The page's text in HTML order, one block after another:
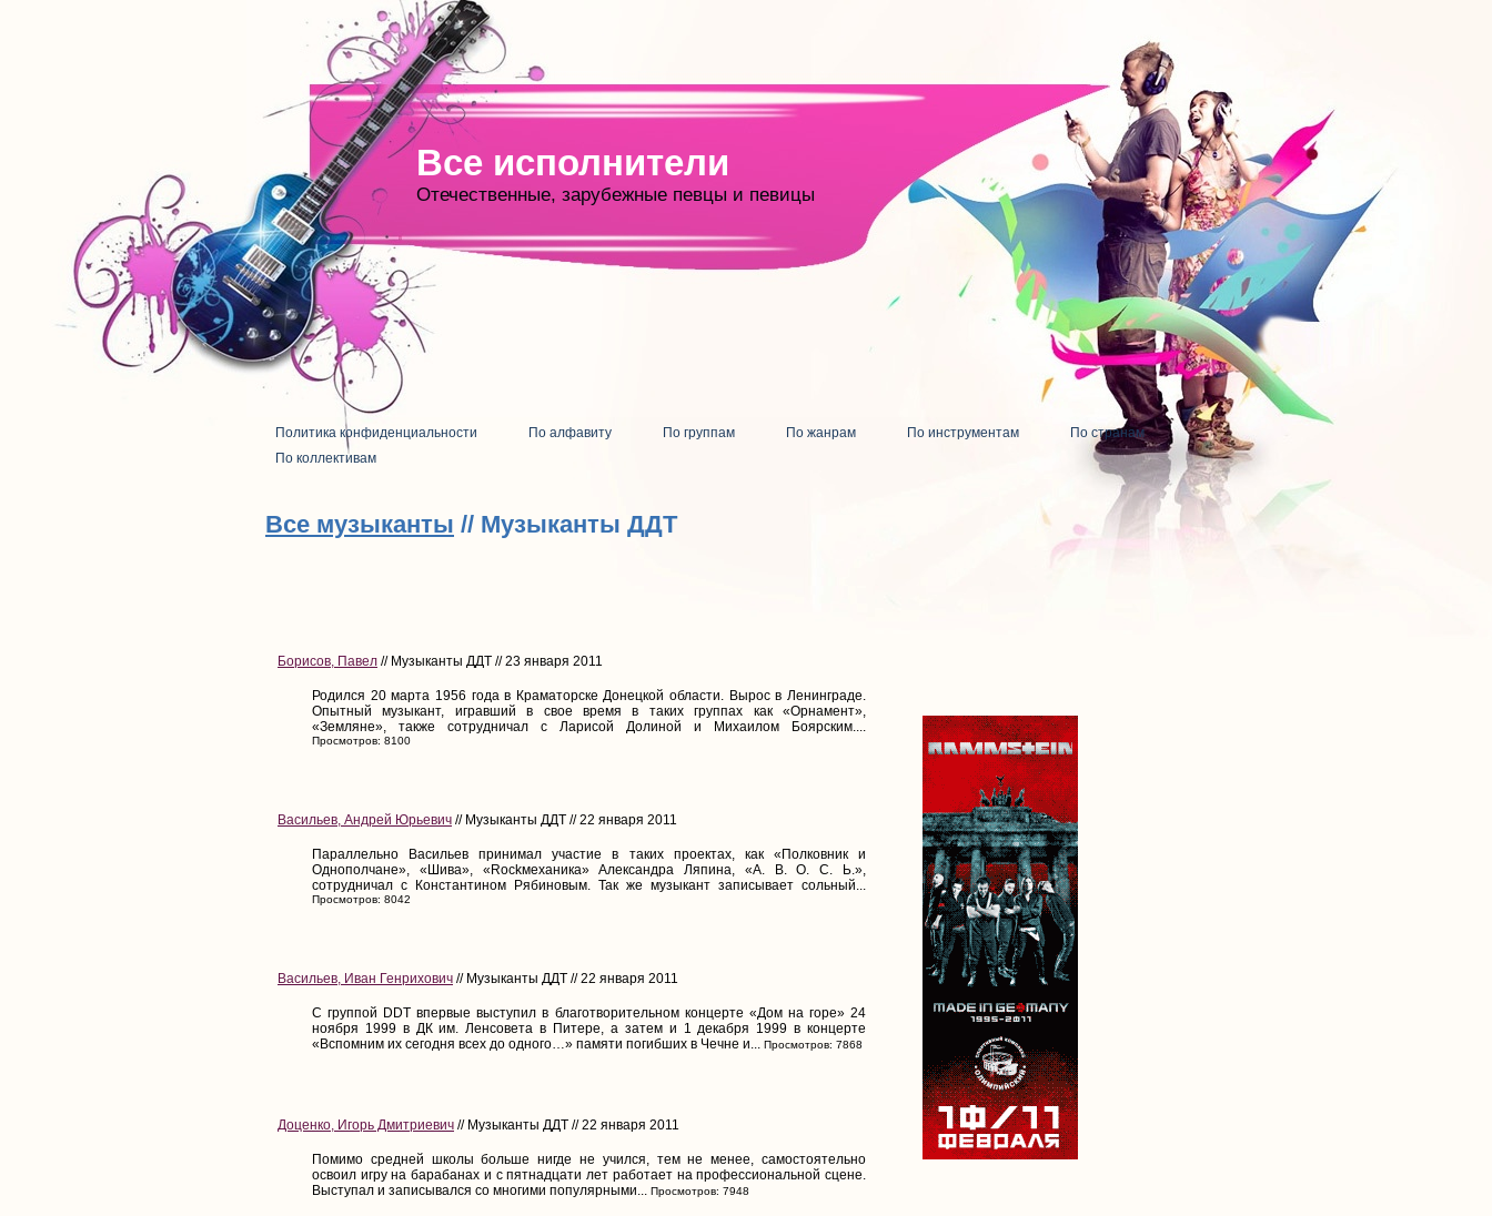
Все исполнители
Отечественные, зарубежные певцы и певицы
Политика конфиденциальности По алфавиту По группам По жанрам По инструментам
По странам
По коллективам
Все музыканты // Музыканты ДДТ
Борисов, Павел // Музыканты ДДТ // 23 января 2011
Родился 20 марта 1956 года в Краматорске Донецкой области. Вырос в Ленинграде.
Опытный музыкант, игравший в свое время в таких группах как «Орнамент»,
«Земляне», также сотрудничал с Ларисой Долиной и Михаилом Боярским....
Просмотров: 8100
Васильев, Андрей Юрьевич // Музыканты ДДТ // 22 января 2011
Параллельно Васильев принимал участие в таких проектах, как «Полковник и
Однополчане», «Шива», «Rockмеханика» Александра Ляпина, «А. В. О. С. Ь.»,
сотрудничал с Константином Рябиновым. Так же музыкант записывает сольный...
Просмотров: 8042
Васильев, Иван Генрихович // Музыканты ДДТ // 22 января 2011
С группой DDT впервые выступил в благотворительном концерте «Дом на горе» 24
ноября 1999 в ДК им. Ленсовета в Питере, а затем и 1 декабря 1999 в концерте
«Вспомним их сегодня всех до одного…» памяти погибших в Чечне и... Просмотров: 7868
Доценко, Игорь Дмитриевич // Музыканты ДДТ // 22 января 2011
Помимо средней школы больше нигде не учился, тем не менее, самостоятельно
освоил игру на барабанах и с пятнадцати лет работает на профессиональной сцене.
Выступал и записывался со многими популярными... Просмотров: 7948